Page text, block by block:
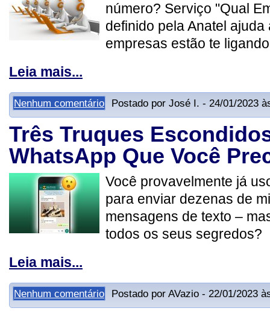
número? Serviço "Qual
definido pela Anatel
empresas estão te
Leia mais...
Nenhum comentário Postado por José I. - 24/01/2023
Três Truques
WhatsApp Que Você
Você provavelmente já
para enviar dezenas de
mensagens de texto –
todos os seus segredos?
Leia mais...
Nenhum comentário Postado por AVazio - 22/01/2023